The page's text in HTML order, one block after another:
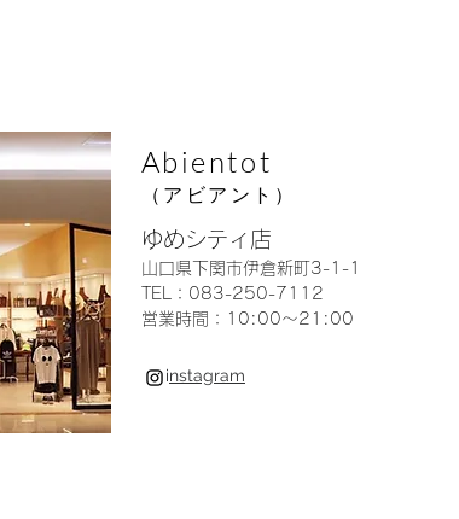
Abientot
（アビアント）
ゆめシティ店
山口県下関市伊倉新町3-1-1
TEL：083-250-7112
営業時間：10:00〜21:00
instagram